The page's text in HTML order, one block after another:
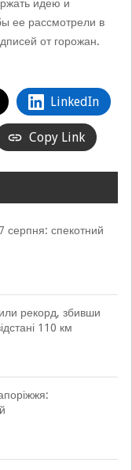
идею и
ее рассмотрели в
от горожан.
LinkedIn
Copy Link
серпня: спекотний
рекорд, збивши
110 км